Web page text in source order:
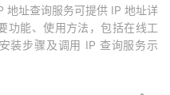
地址查询服务可提供 IP 地址详
功能、使用方法，包括在线工
装步骤及调用 IP 查询服务示